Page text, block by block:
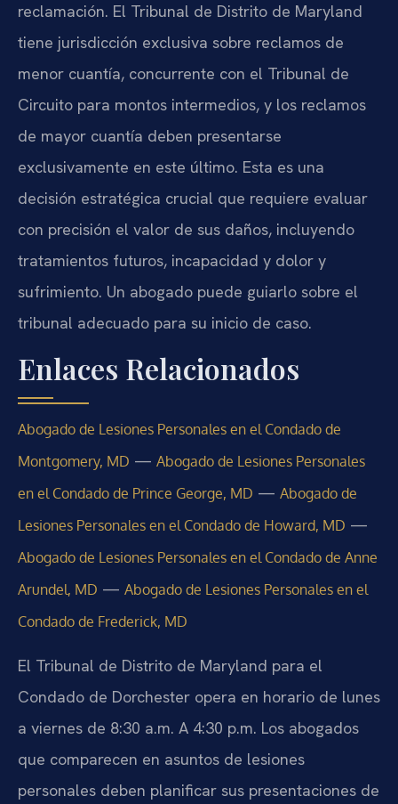
reclamación. El Tribunal de Distrito de Maryland
tiene jurisdicción exclusiva sobre reclamos de
menor cuantía, concurrente con el Tribunal de
Circuito para montos intermedios, y los reclamos
de mayor cuantía deben presentarse
exclusivamente en este último. Esta es una
decisión estratégica crucial que requiere evaluar
con precisión el valor de sus daños, incluyendo
tratamientos futuros, incapacidad y dolor y
sufrimiento. Un abogado puede guiarlo sobre el
tribunal adecuado para su inicio de caso.
Enlaces Relacionados
Abogado de Lesiones Personales en el Condado de
Montgomery, MD — Abogado de Lesiones Personales
en el Condado de Prince George, MD — Abogado de
Lesiones Personales en el Condado de Howard, MD —
Abogado de Lesiones Personales en el Condado de Anne
Arundel, MD — Abogado de Lesiones Personales en el
Condado de Frederick, MD
El Tribunal de Distrito de Maryland para el
Condado de Dorchester opera en horario de lunes
a viernes de 8:30 a.m. A 4:30 p.m. Los abogados
que comparecen en asuntos de lesiones
personales deben planificar sus presentaciones de